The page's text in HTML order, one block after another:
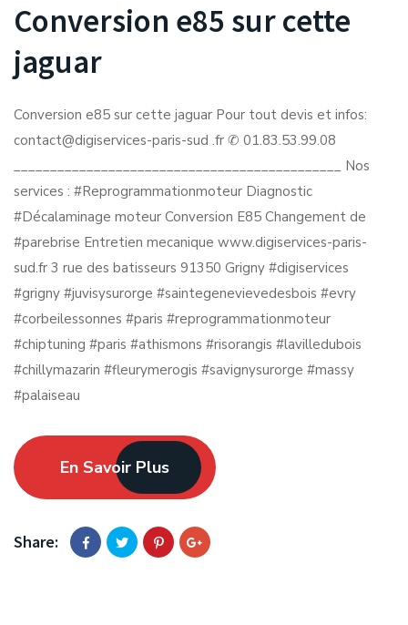
Conversion e85 sur cette
jaguar
Conversion e85 sur cette jaguar Pour tout devis et infos:
contact@digiservices-paris-sud .fr ✆ 01.83.53.99.08
_____________________________________________ Nos
services : #Reprogrammationmoteur Diagnostic
#Décalaminage moteur Conversion E85 Changement de
#parebrise Entretien mecanique www.digiservices-paris-
sud.fr 3 rue des batisseurs 91350 Grigny #digiservices
#grigny #juvisysurorge #saintegenevievedesbois #evry
#corbeilessonnes #paris #reprogrammationmoteur
#chiptuning #paris #athismons #risorangis #lavilledubois
#chillymazarin #fleurymerogis #savignysurorge #massy
#palaiseau
En Savoir Plus
Share: